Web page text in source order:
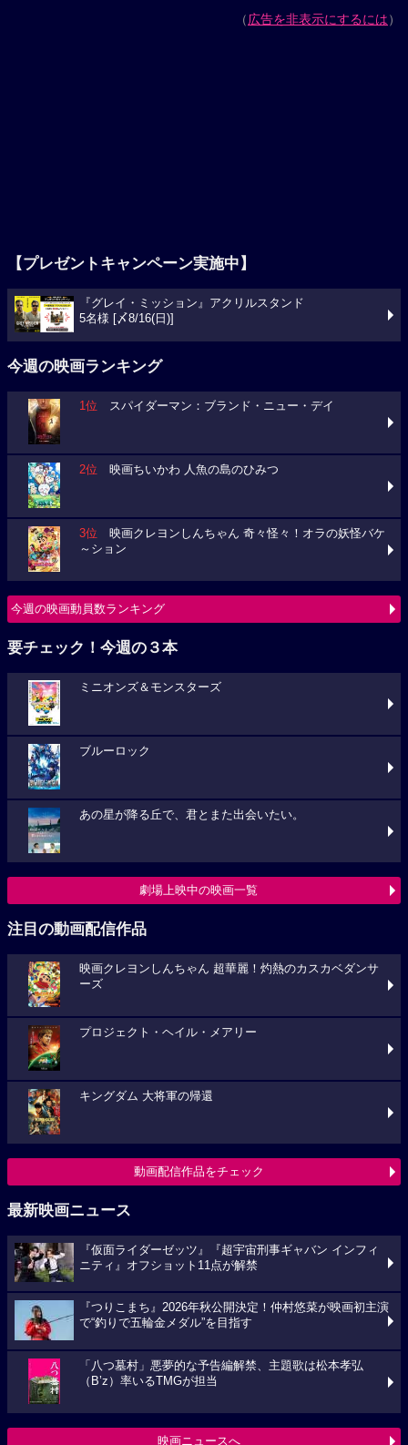
（広告を非表示にするには）
【プレゼントキャンペーン実施中】
『グレイ・ミッション』アクリルスタンド
5名様 [〆8/16(日)]
今週の映画ランキング
1位 スパイダーマン：ブランド・ニュー・デイ
2位 映画ちいかわ 人魚の島のひみつ
3位 映画クレヨンしんちゃん 奇々怪々！オラの妖怪バケ
～ション
今週の映画動員数ランキング
要チェック！今週の３本
ミニオンズ＆モンスターズ
ブルーロック
あの星が降る丘で、君とまた出会いたい。
劇場上映中の映画一覧
注目の動画配信作品
映画クレヨンしんちゃん 超華麗！灼熱のカスカベダンサ
ーズ
プロジェクト・ヘイル・メアリー
キングダム 大将軍の帰還
動画配信作品をチェック
最新映画ニュース
『仮面ライダーゼッツ』『超宇宙刑事ギャバン インフィ
ニティ』オフショット11点が解禁
『つりこまち』2026年秋公開決定！仲村悠菜が映画初主演
で“釣りで五輪金メダル”を目指す
「八つ墓村」悪夢的な予告編解禁、主題歌は松本孝弘
（B’z）率いるTMGが担当
映画ニュースへ